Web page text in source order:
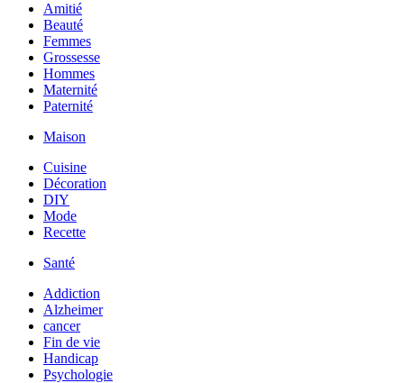
Amitié
Beauté
Femmes
Grossesse
Hommes
Maternité
Paternité
Maison
Cuisine
Décoration
DIY
Mode
Recette
Santé
Addiction
Alzheimer
cancer
Fin de vie
Handicap
Psychologie